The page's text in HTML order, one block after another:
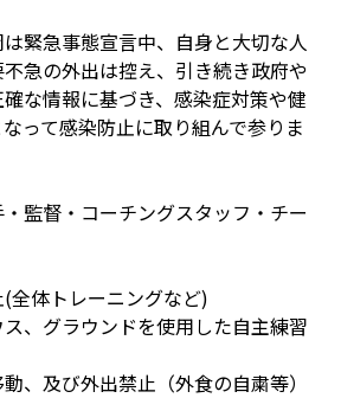
緊急事態宣言中、自身と大切な人
急の外出は控え、引き続き政府や
な情報に基づき、感染症対策や健
って感染防止に取り組んで参りま
監督・コーチングスタッフ・チー
(全体トレーニングなど)
ス、グラウンドを使用した自主練習
、及び外出禁止（外食の自粛等）